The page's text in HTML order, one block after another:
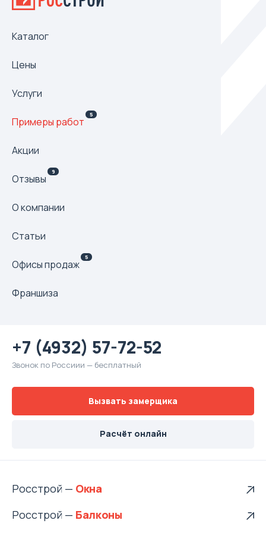
Каталог
Цены
Услуги
Примеры работ
5
Акции
Отзывы
9
О компании
Статьи
Офисы продаж
5
Франшиза
+7 (4932) 57-72-52
Звонок по Россиии — бесплатный
Вызвать замерщика
Расчёт онлайн
Росстрой —
Росстрой —